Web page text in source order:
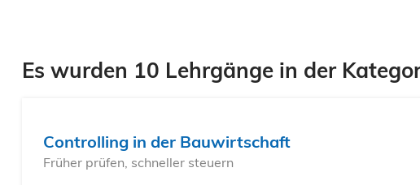
Es wurden 10 Lehrgänge in der
Controlling in der Bauwirtschaft
Früher prüfen, schneller steuern